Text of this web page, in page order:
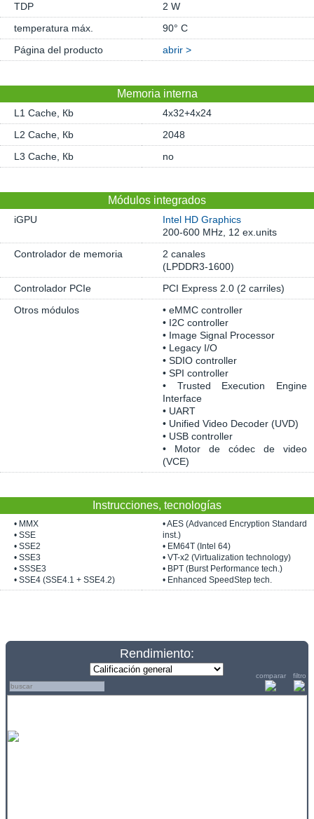
TDP
2 W
temperatura máx.
90° C
Página del producto
abrir >
Memoria interna
L1 Cache, Кb
4x32+4x24
L2 Cache, Кb
2048
L3 Cache, Кb
no
Módulos integrados
iGPU
Intel HD Graphics
200-600 MHz, 12 ex.units
Controlador de memoria
2 canales
(LPDDR3-1600)
Controlador PCIe
PCI Express 2.0 (2 carriles)
Otros módulos
• eMMC controller
• I2C controller
• Image Signal Processor
• Legacy I/O
• SDIO controller
• SPI controller
• Trusted Execution Engine
Interface
• UART
• Unified Video Decoder (UVD)
• USB controller
• Motor de códec de video
(VCE)
Instrucciones, tecnologías
• MMX
• SSE
• SSE2
• SSE3
• SSSE3
• SSE4 (SSE4.1 + SSE4.2)
• AES (Advanced Encryption Standard
inst.)
• EM64T (Intel 64)
• VT-x2 (Virtualization technology)
• BPT (Burst Performance tech.)
• Enhanced SpeedStep tech.
Rendimiento:
comparar filtro